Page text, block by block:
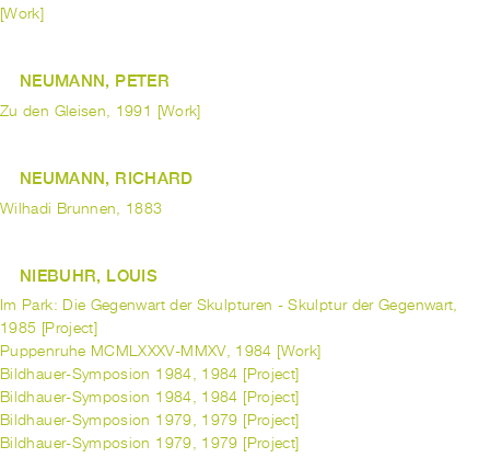
[Work]
NEUMANN, PETER
Zu den Gleisen, 1991 [Work]
NEUMANN, RICHARD
Wilhadi Brunnen, 1883
NIEBUHR, LOUIS
Im Park: Die Gegenwart der Skulpturen - Skulptur der Gegenwart,
1985 [Project]
Puppenruhe MCMLXXXV-MMXV, 1984 [Work]
Bildhauer-Symposion 1984, 1984 [Project]
Bildhauer-Symposion 1984, 1984 [Project]
Bildhauer-Symposion 1979, 1979 [Project]
Bildhauer-Symposion 1979, 1979 [Project]